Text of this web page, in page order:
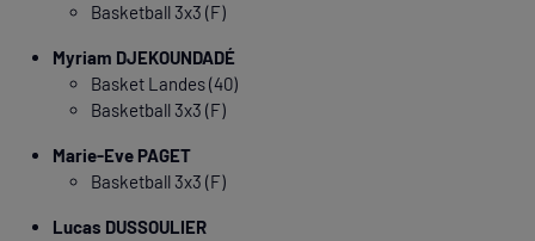
Basketball 3x3 (F)
Myriam DJEKOUNDADÉ
Basket Landes (40)
Basketball 3x3 (F)
Marie-Eve PAGET
Basketball 3x3 (F)
Lucas DUSSOULIER